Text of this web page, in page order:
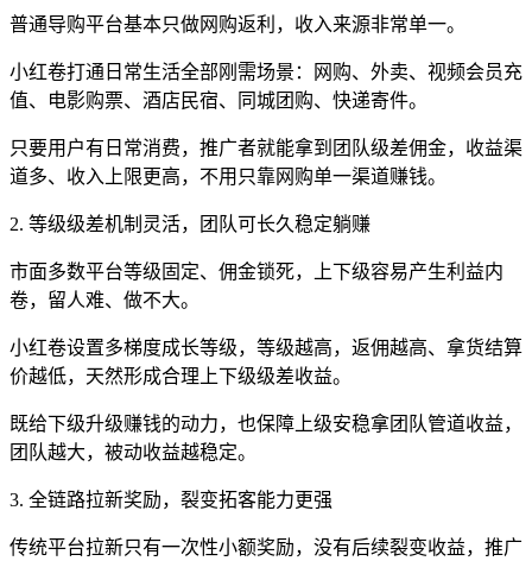
普通导购平台基本只做网购返利，收入来源非常单一。
小红卷打通日常生活全部刚需场景：网购、外卖、视频会员充
值、电影购票、酒店民宿、同城团购、快递寄件。
只要用户有日常消费，推广者就能拿到团队级差佣金，收益渠
道多、收入上限更高，不用只靠网购单一渠道赚钱。
2. 等级级差机制灵活，团队可长久稳定躺赚
市面多数平台等级固定、佣金锁死，上下级容易产生利益内
卷，留人难、做不大。
小红卷设置多梯度成长等级，等级越高，返佣越高、拿货结算
价越低，天然形成合理上下级级差收益。
既给下级升级赚钱的动力，也保障上级安稳拿团队管道收益，
团队越大，被动收益越稳定。
3. 全链路拉新奖励，裂变拓客能力更强
传统平台拉新只有一次性小额奖励，没有后续裂变收益，推广